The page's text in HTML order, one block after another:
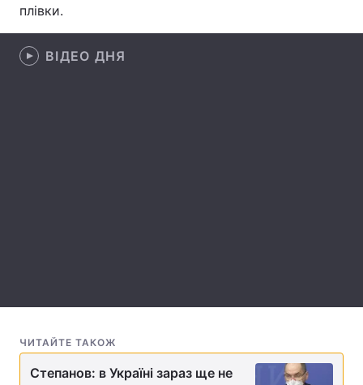
Зброя
Здоров'я
Контакти
Послуги
плівки.
ВІДЕО ДНЯ
ЧИТАЙТЕ ТАКОЖ
Степанов: в Україні зараз ще не